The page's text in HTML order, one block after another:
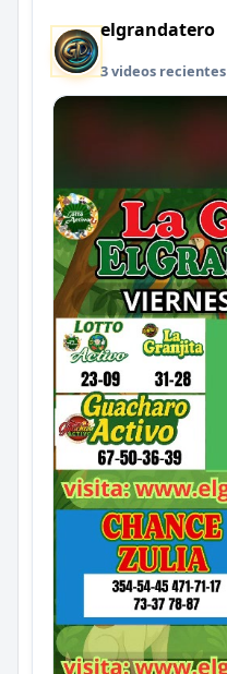
elgrandatero
3 videos recientes